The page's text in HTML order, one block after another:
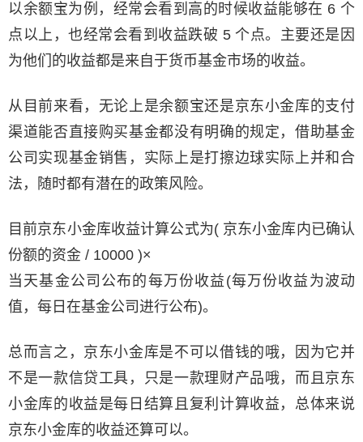
以余额宝为例，经常会看到高的时候收益能够在 6 个
点以上，也经常会看到收益跌破 5 个点。主要还是因
为他们的收益都是来自于货币基金市场的收益。
从目前来看，无论上是余额宝还是京东小金库的支付
渠道能否直接购买基金都没有明确的规定，借助基金
公司实现基金销售，实际上是打擦边球实际上并和合
法，随时都有潜在的政策风险。
目前京东小金库收益计算公式为( 京东小金库内已确认
份额的资金 / 10000 )×
当天基金公司公布的每万份收益(每万份收益为波动
值，每日在基金公司进行公布)。
总而言之，京东小金库是不可以借钱的哦，因为它并
不是一款信贷工具，只是一款理财产品哦，而且京东
小金库的收益是每日结算且复利计算收益，总体来说
京东小金库的收益还算可以。